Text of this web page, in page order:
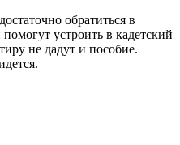
обратиться в
устроить в кадетский
не дадут и пособие.